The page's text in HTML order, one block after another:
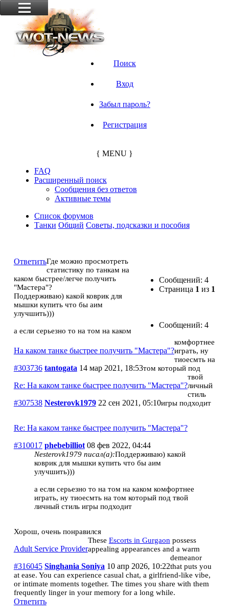
Поиск
Вход
Забыл пароль?
Регистрация
{ MENU }
FAQ
Расширенный поиск
Сообщения без ответов
Активные темы
Список форумов
Танки Общий Советы, подсказки и пособия
Сообщений: 4
Страница 1 из 1
Сообщений: 4
Ответить
На каком танке быстрее получить "Мастера"?
#303736 tantogata 14 мар 2021, 18:53
Где можно просмотреть
статистику по танкам на
каком быстрее/легче получить
"Мастера"?
Re: На каком танке быстрее получить "Мастера"?
#307538 Nesterovk1979 22 сен 2021, 05:10
Поддерживаю) какой коврик для
мышки купить что бы аим
улучшить)))
а если серьезно то на том на каком
комфортнее
играть, ну
тиоесмть на
том который под
твой
личный
стиль
игры подходит
Re: На каком танке быстрее получить "Мастера"?
#310017 phebebilliot 08 фев 2022, 04:44
Nesterovk1979 писал(а):Поддерживаю) какой
коврик для мышки купить что бы аим
улучшить)))
а если серьезно то на том на каком комфортнее
играть, ну тиоесмть на том который под твой
личный стиль игры подходит
Хорош, очень понравился
Adult Service Provider
#316045 Singhania Soniya 10 апр 2026, 10:22
These Escorts in Gurgaon possess
appealing appearances and a warm
demeanor
that puts you
at ease. You can experience casual chat, a girlfriend-like vibe,
or intimate moments together. The times you share with them
frequently linger in your memory for a long while.
Ответить